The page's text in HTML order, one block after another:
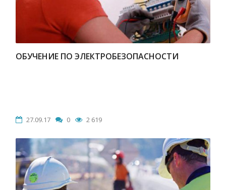
ОБУЧЕНИЕ ПО ЭЛЕКТРОБЕЗОПАСНОСТИ
27.09.17 0 2 619